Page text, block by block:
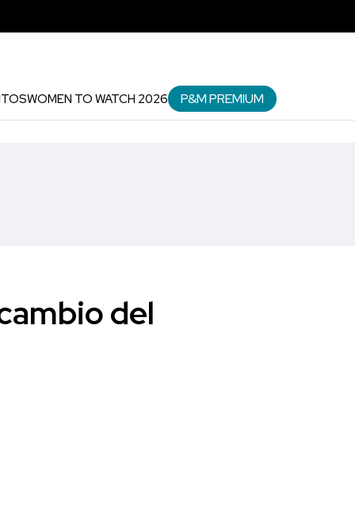
WOMEN TO WATCH 2026 P&M PREMIUM
del